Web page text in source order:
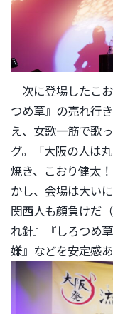
次に登場したこ
つめ草』 の売れ行
え、 女歌一筋で歌
グ。「大阪の人は
焼き、
こおり健太
かし、 会場は大い
関西人も顔負けだ
れ針』『しろつめ
嫌』などを安定感